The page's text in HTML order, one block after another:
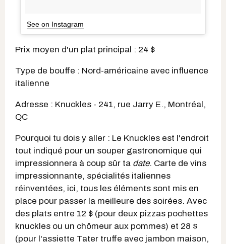
See on Instagram
Prix moyen d'un plat principal : 24 $
Type de bouffe : Nord-américaine avec influence
italienne
Adresse : Knuckles - 241, rue Jarry E., Montréal,
QC
Pourquoi tu dois y aller : Le Knuckles est l'endroit
tout indiqué pour un souper gastronomique qui
impressionnera à coup sûr ta date. Carte de vins
impressionnante, spécialités italiennes
réinventées, ici, tous les éléments sont mis en
place pour passer la meilleure des soirées. Avec
des plats entre 12 $ (pour deux pizzas pochettes
knuckles ou un chômeur aux pommes) et 28 $
(pour l'assiette Tater truffe avec jambon maison,